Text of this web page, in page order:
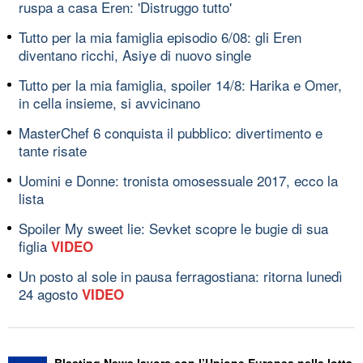
ruspa a casa Eren: 'Distruggo tutto'
Tutto per la mia famiglia episodio 6/08: gli Eren
diventano ricchi, Asiye di nuovo single
Tutto per la mia famiglia, spoiler 14/8: Harika e Omer,
in cella insieme, si avvicinano
MasterChef 6 conquista il pubblico: divertimento e
tante risate
Uomini e Donne: tronista omosessuale 2017, ecco la
lista
Spoiler My sweet lie: Sevket scopre le bugie di sua
figlia VIDEO
Un posto al sole in pausa ferragostiana: ritorna lunedì
24 agosto VIDEO